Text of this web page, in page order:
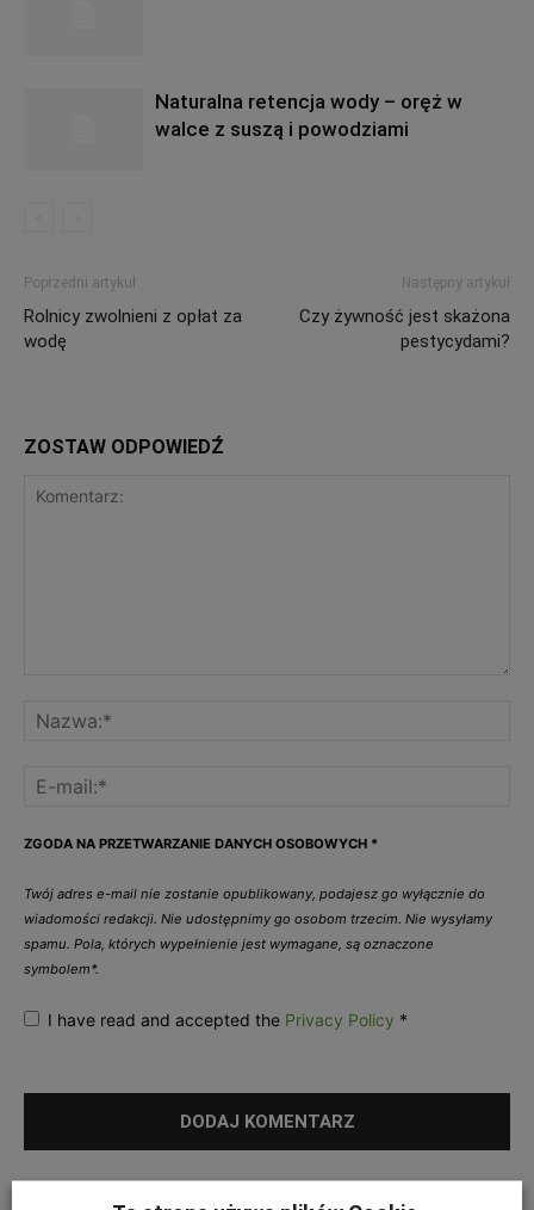
Naturalna retencja wody – oręż w
walce z suszą i powodziami
Poprzedni artykuł
Rolnicy zwolnieni z opłat za
wodę
Następny artykuł
Czy żywność jest skażona
pestycydami?
ZOSTAW ODPOWIEDŹ
ZGODA NA PRZETWARZANIE DANYCH OSOBOWYCH *
Twój adres e-mail nie zostanie opublikowany, podajesz go wyłącznie do
wiadomości redakcji. Nie udostępnimy go osobom trzecim. Nie wysyłamy
spamu. Pola, których wypełnienie jest wymagane, są oznaczone
symbolem*.
I have read and accepted the Privacy Policy *